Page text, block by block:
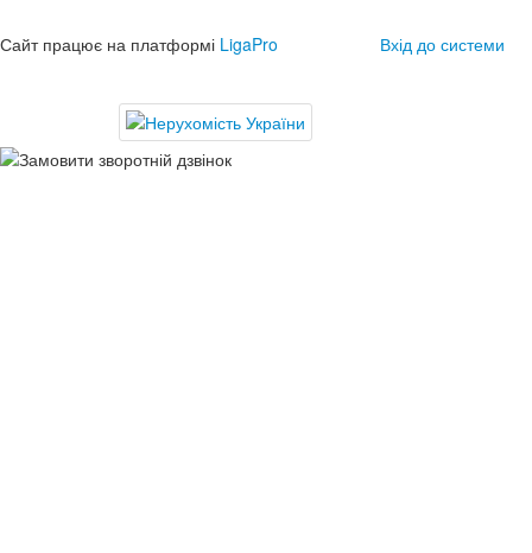
Сайт працює на платформі LigaPro Вхід до системи